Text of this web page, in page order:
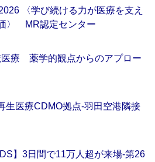
〈学び続ける力が医療を支え
〉 MR認定センター
医療 薬学的観点からのアプロー
生医療CDMO拠点‐羽田空港隣接
】3日間で11万人超が来場‐第26